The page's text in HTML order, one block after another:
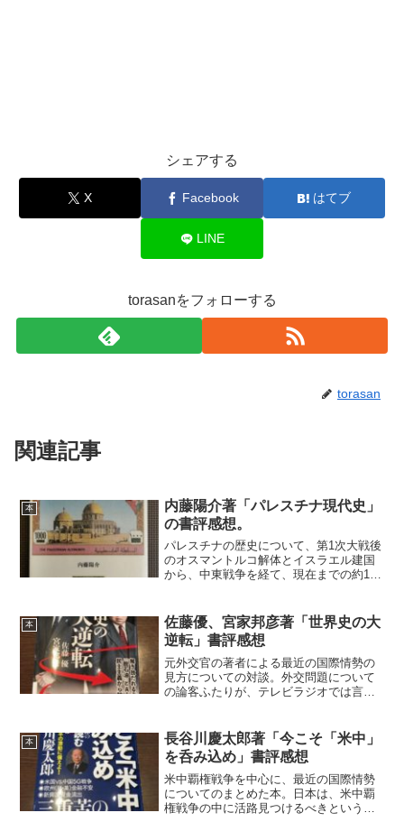
シェアする
X Facebook はてブ
LINE
torasanをフォローする
torasan
関連記事
本
内藤陽介著「パレスチナ現代史」
の書評感想。
パレスチナの歴史について、第1次大戦後
のオスマントルコ解体とイスラエル建国
から、中東戦争を経て、現在までの約100
る発行者の意図を、その時々の国際情勢
にリンクさせて解説...
本
佐藤優、宮家邦彦著「世界史の大
逆転」書評感想
元外交官の著者による最近の国際情勢の
見方についての対談。外交問題について
の論客ふたりが、テレビラジオでは言い
油」、ＡＩ、民主主義の限界の６つのポ
イントから解説。1953...
本
長谷川慶太郎著「今こそ「米中」
を呑み込め」書評感想
米中覇権戦争を中心に、最近の国際情勢
についてのまとめた本。日本は、米中覇
権戦争の中に活路見つけるべきという主